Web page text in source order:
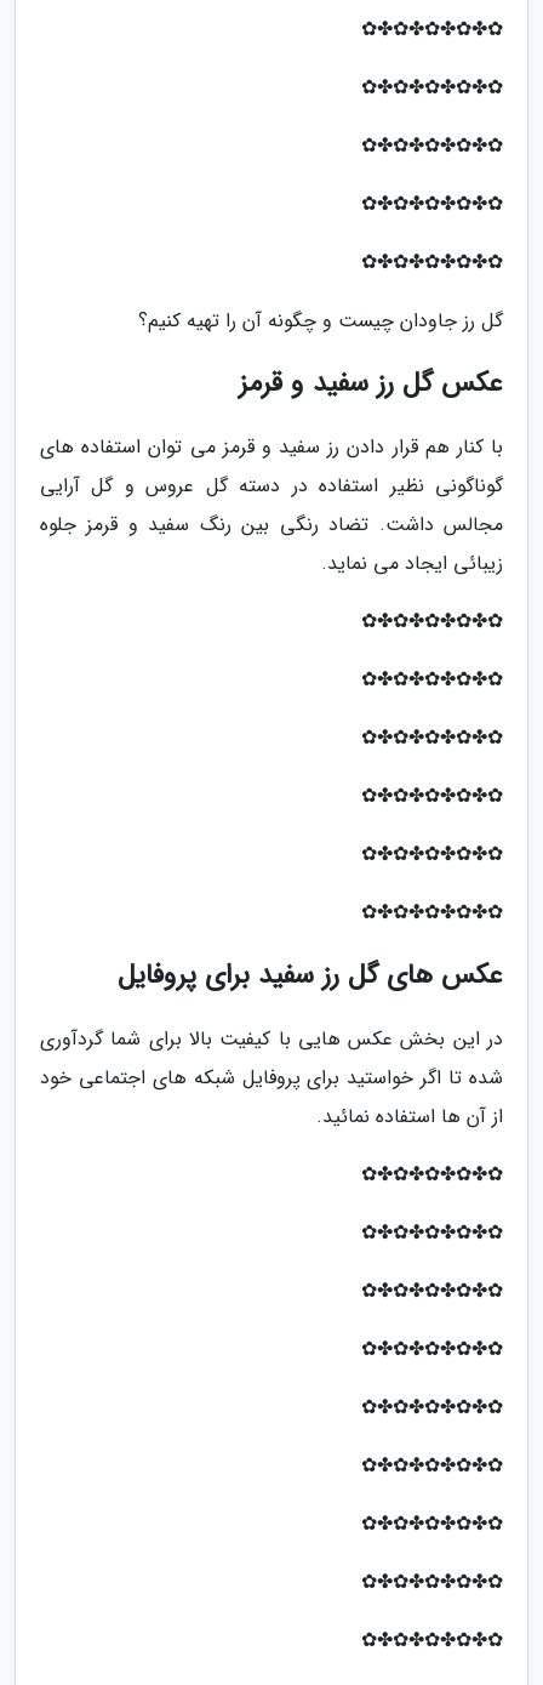
✿✤✿✤✿✤✿✤✿
✿✤✿✤✿✤✿✤✿
✿✤✿✤✿✤✿✤✿
✿✤✿✤✿✤✿✤✿
✿✤✿✤✿✤✿✤✿
گل رز جاودان چیست و چگونه آن را تهیه کنیم؟
عکس گل رز سفید و قرمز
با کنار هم قرار دادن رز سفید و قرمز می توان استفاده های
گوناگونی نظیر استفاده در دسته گل عروس و گل آرایی
مجالس داشت. تضاد رنگی بین رنگ سفید و قرمز جلوه
زیبائی ایجاد می نماید.
✿✤✿✤✿✤✿✤✿
✿✤✿✤✿✤✿✤✿
✿✤✿✤✿✤✿✤✿
✿✤✿✤✿✤✿✤✿
✿✤✿✤✿✤✿✤✿
✿✤✿✤✿✤✿✤✿
عکس های گل رز سفید برای پروفایل
در این بخش عکس هایی با کیفیت بالا برای شما گردآوری
شده تا اگر خواستید برای پروفایل شبکه های اجتماعی خود
از آن ها استفاده نمائید.
✿✤✿✤✿✤✿✤✿
✿✤✿✤✿✤✿✤✿
✿✤✿✤✿✤✿✤✿
✿✤✿✤✿✤✿✤✿
✿✤✿✤✿✤✿✤✿
✿✤✿✤✿✤✿✤✿
✿✤✿✤✿✤✿✤✿
✿✤✿✤✿✤✿✤✿
✿✤✿✤✿✤✿✤✿